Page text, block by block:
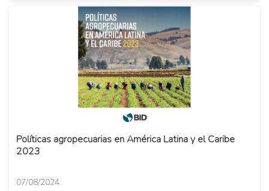
Políticas agropecuarias en América Latina y el Caribe
2023
07/08/2024